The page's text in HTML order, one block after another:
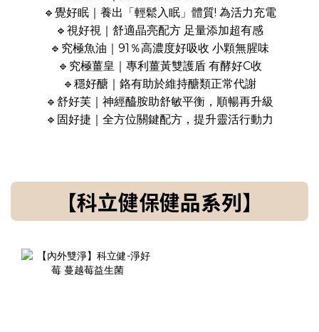
🔹覺好眠｜養出「輕鬆入眠」體質! 為活力充電
🔹視好視｜舒適晶亮配方 足量添加超有感
🔹究極魚油｜91％高濃度好吸收 小顆無腥味
🔹究極薑皇｜專利薑黃雙護盾 有酵好C收
🔹穩好醣｜鉻有助於維持醣類正常代謝
🔹舒好芙｜神經醯胺助舒敏平衡，順暢再升級
🔹固好捷｜全方位關鍵配方，提升靈活行動力
【科立健保健品系列】